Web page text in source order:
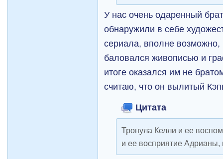
У нас очень одаренный
обнаружили в себе
сериала, вполне возможно,
баловался живописью и
итоге оказался им не
считаю, что он вылитый
Цитата
Тронула Келли и ее
и ее восприятие Адрианы,